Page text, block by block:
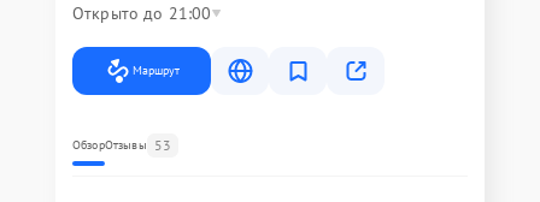
Открыто до 21:00
Маршрут
ОбзорОтзывы 53